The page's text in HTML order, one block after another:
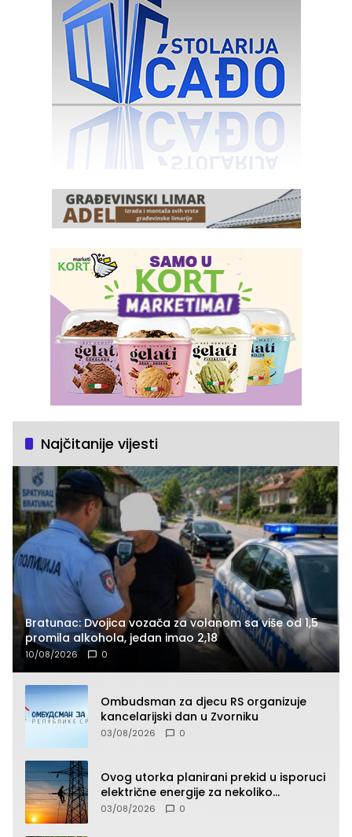
Najčitanije vijesti
Bratunac: Dvojica vozača za volanom sa više od 1,5
promila alkohola, jedan imao 2,18
10/08/2026 0
Ombudsman za djecu RS organizuje
kancelarijski dan u Zvorniku
03/08/2026 0
Ovog utorka planirani prekid u isporuci
električne energije za nekoliko
zvorničkih naselja
03/08/2026 0